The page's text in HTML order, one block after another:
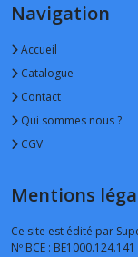
Navigation
Accueil
Catalogue
Contact
Qui sommes nous ?
CGV
Mentions
Ce site est édité par
Nº BCE : BE1000.124.141